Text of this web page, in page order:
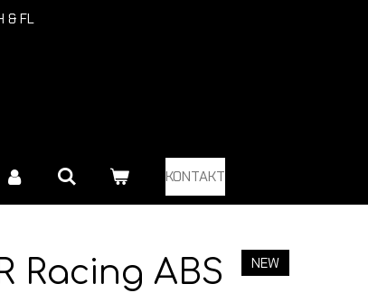
& FL
KONTAKT
Racing ABS NEW